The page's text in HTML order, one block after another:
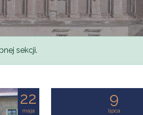
sekcji.
22
maja
9
lipca